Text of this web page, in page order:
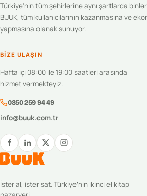
Türkiye'nin tüm şehirlerine aynı şartlarda
BUUK, tüm kullanıcılarının kazanmasına ve
yapmasına olanak sunuyor.
BIZE ULAŞIN
Hafta içi 08:00 ile 19:00 saatleri arasında
hizmet vermekteyiz.
0850 259 94 49
info@buuk.com.tr
İster al, ister sat. Türkiye’nin ikinci el kitap